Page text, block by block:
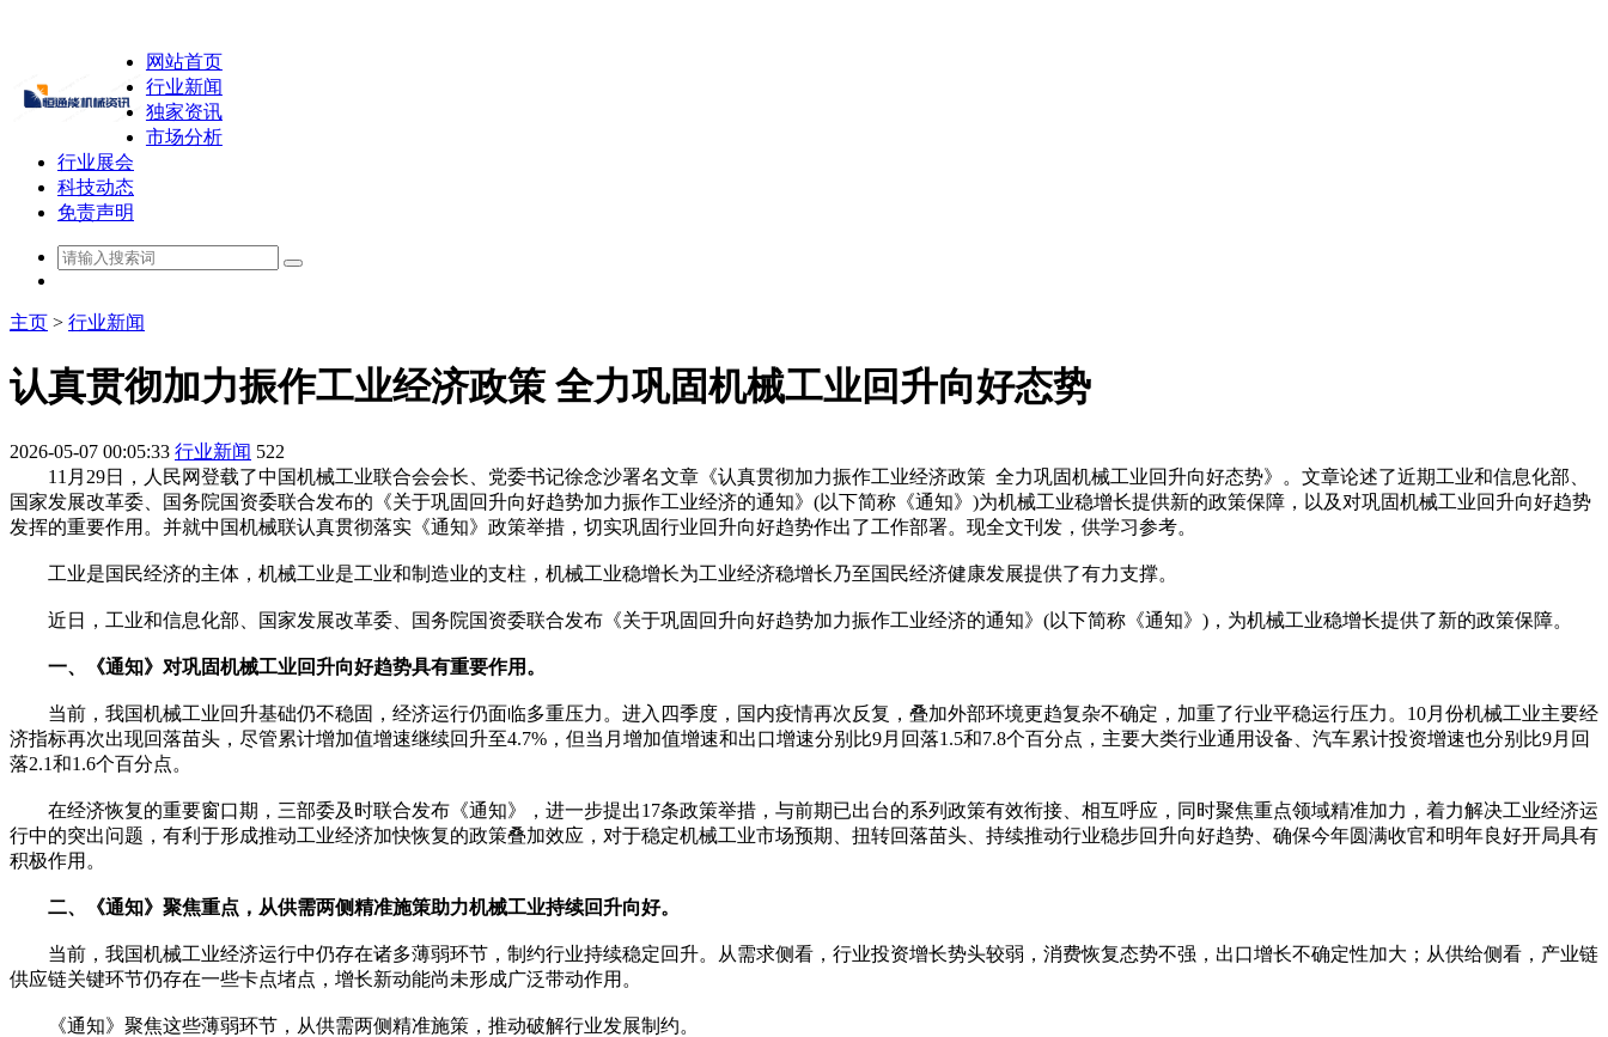
网站首页
行业新闻
独家资讯
市场分析
行业展会
科技动态
免责声明
主页 > 行业新闻
认真贯彻加力振作工业经济政策 全力巩固机械工业回升向好态势
2026-05-07 00:05:33 行业新闻 522
11月29日，人民网登载了中国机械工业联合会会长、党委书记徐念沙署名文章《认真贯彻加力振作工业经济政策 全力巩固机械工业回升向好态势》。文章论述了近期工业和信息化部、
国家发展改革委、国务院国资委联合发布的《关于巩固回升向好趋势加力振作工业经济的通知》(以下简称《通知》)为机械工业稳增长提供新的政策保障，以及对巩固机械工业回升向好趋势
发挥的重要作用。并就中国机械联认真贯彻落实《通知》政策举措，切实巩固行业回升向好趋势作出了工作部署。现全文刊发，供学习参考。
工业是国民经济的主体，机械工业是工业和制造业的支柱，机械工业稳增长为工业经济稳增长乃至国民经济健康发展提供了有力支撑。
近日，工业和信息化部、国家发展改革委、国务院国资委联合发布《关于巩固回升向好趋势加力振作工业经济的通知》(以下简称《通知》)，为机械工业稳增长提供了新的政策保障。
一、《通知》对巩固机械工业回升向好趋势具有重要作用。
当前，我国机械工业回升基础仍不稳固，经济运行仍面临多重压力。进入四季度，国内疫情再次反复，叠加外部环境更趋复杂不确定，加重了行业平稳运行压力。10月份机械工业主要经
济指标再次出现回落苗头，尽管累计增加值增速继续回升至4.7%，但当月增加值增速和出口增速分别比9月回落1.5和7.8个百分点，主要大类行业通用设备、汽车累计投资增速也分别比9月回
落2.1和1.6个百分点。
在经济恢复的重要窗口期，三部委及时联合发布《通知》，进一步提出17条政策举措，与前期已出台的系列政策有效衔接、相互呼应，同时聚焦重点领域精准加力，着力解决工业经济运
行中的突出问题，有利于形成推动工业经济加快恢复的政策叠加效应，对于稳定机械工业市场预期、扭转回落苗头、持续推动行业稳步回升向好趋势、确保今年圆满收官和明年良好开局具有
积极作用。
二、《通知》聚焦重点，从供需两侧精准施策助力机械工业持续回升向好。
当前，我国机械工业经济运行中仍存在诸多薄弱环节，制约行业持续稳定回升。从需求侧看，行业投资增长势头较弱，消费恢复态势不强，出口增长不确定性加大；从供给侧看，产业链
供应链关键环节仍存在一些卡点堵点，增长新动能尚未形成广泛带动作用。
《通知》聚焦这些薄弱环节，从供需两侧精准施策，推动破解行业发展制约。